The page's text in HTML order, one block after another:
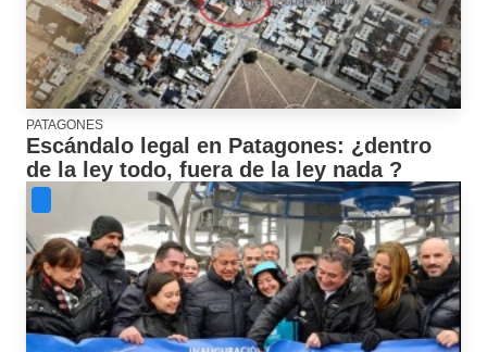
PATAGONES
Escándalo legal en Patagones: ¿dentro
de la ley todo, fuera de la ley nada ?